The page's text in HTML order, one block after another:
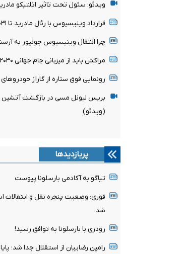
ویدئو: سئول تحت تاثیر اتلتیکو
قرارداد وینیسیوس با رئال مادرید تا ۲۰۳۱ تمدید شد
چرا انتقال وینیسیوس جونیور به
مراکش باید از میزبانی جام جهانی ۲۰۳۰ حذف شود
رونمایی فوق ستاره از گاراژ
بریس لیونل مسی در بازگشت آتشین
(ویدئو)
پربازدیدها
تیاگو به آکادمی بارسلونا پیوست
فوری: وضعیت پنجره نقل و
شد
رودری با بارسلونا به توافق رسید!
رامین رضاییان از استقلال جدا شد؛